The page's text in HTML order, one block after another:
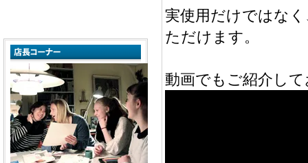
実使用だけではな
ただけます。
動画でもご紹介し